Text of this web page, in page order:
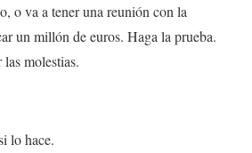
o va a tener una reunión con la
un millón de euros. Haga la prueba.
molestias.
lo hace.